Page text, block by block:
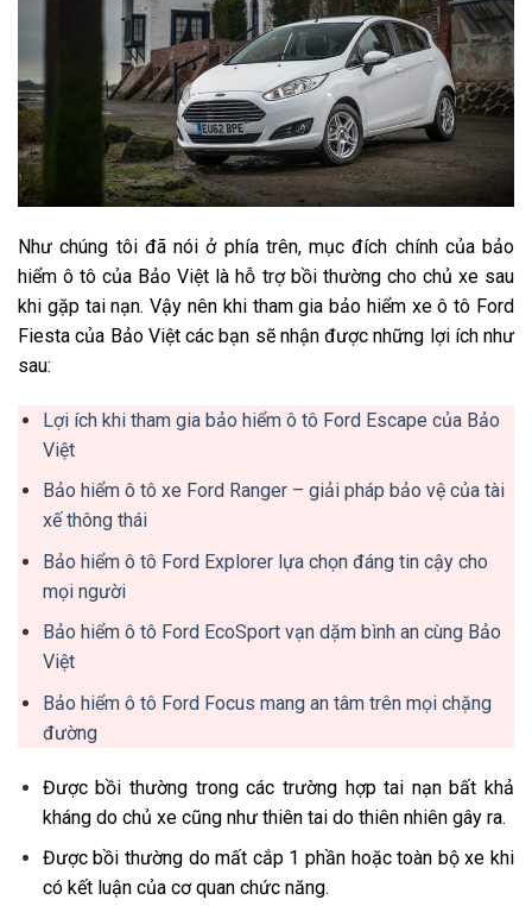
Như chúng tôi đã nói ở phía trên, mục đích chính của bảo
hiểm ô tô của Bảo Việt là hỗ trợ bồi thường cho chủ xe sau
khi gặp tai nạn. Vậy nên khi tham gia bảo hiểm xe ô tô Ford
Fiesta của Bảo Việt các bạn sẽ nhận được những lợi ích như
sau:
Lợi ích khi tham gia bảo hiểm ô tô Ford Escape của Bảo
Việt
Bảo hiểm ô tô xe Ford Ranger – giải pháp bảo vệ của tài
xế thông thái
Bảo hiểm ô tô Ford Explorer lựa chọn đáng tin cậy cho
mọi người
Bảo hiểm ô tô Ford EcoSport vạn dặm bình an cùng Bảo
Việt
Bảo hiểm ô tô Ford Focus mang an tâm trên mọi chặng
đường
Được bồi thường trong các trường hợp tai nạn bất khả
kháng do chủ xe cũng như thiên tai do thiên nhiên gây ra.
Được bồi thường do mất cắp 1 phần hoặc toàn bộ xe khi
có kết luận của cơ quan chức năng.